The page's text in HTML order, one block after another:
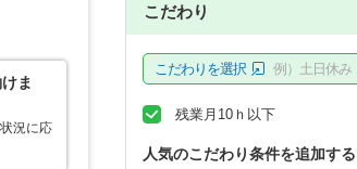
ま
況に応
こだわり
こだわりを選択 例）土日休み
残業月10ｈ以下
人気のこだわり条件を追加する